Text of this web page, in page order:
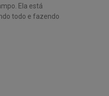
Ela está
todo e fazendo